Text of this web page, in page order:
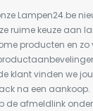
Lampen24.be
ruime keuze aan
producten en zo
klant vinden we
na een
de afmeldlink